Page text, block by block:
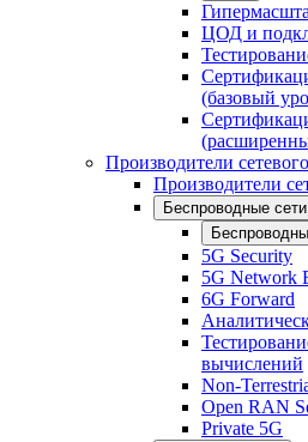
ЦОД и
(базовый
Производители
Производители
Беспроводные сети
5G Security
5G Network
6G Forward
вычислений
Non-
Open RAN
Private 5G